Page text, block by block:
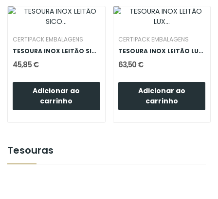
Tesouras
CERTIPACK EMBALAGENS
TESOURA INOX LEITÃO SICO 26CM COM CAIXA
45,85 €
Adicionar ao
carrinho
CERTIPACK EMBALAGENS
TESOURA INOX LEITÃO LUX SICO 23CM COM ESTOJO
63,50 €
Adicionar ao
carrinho